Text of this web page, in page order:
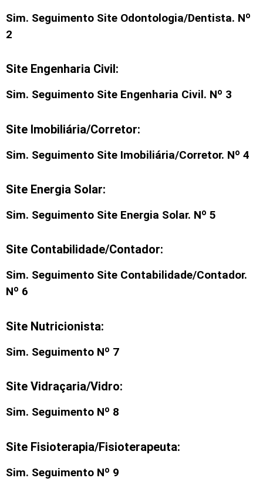
Sim. Seguimento Site Odontologia/Dentista. Nº
2
Site Engenharia Civil:
Sim. Seguimento Site Engenharia Civil. Nº 3
Site Imobiliária/Corretor:
Sim. Seguimento Site Imobiliária/Corretor. Nº 4
Site Energia Solar:
Sim. Seguimento Site Energia Solar. Nº 5
Site Contabilidade/Contador:
Sim. Seguimento Site Contabilidade/Contador.
Nº 6
Site Nutricionista:
Sim. Seguimento Nº 7
Site Vidraçaria/Vidro:
Sim. Seguimento Nº 8
Site Fisioterapia/Fisioterapeuta:
Sim. Seguimento Nº 9